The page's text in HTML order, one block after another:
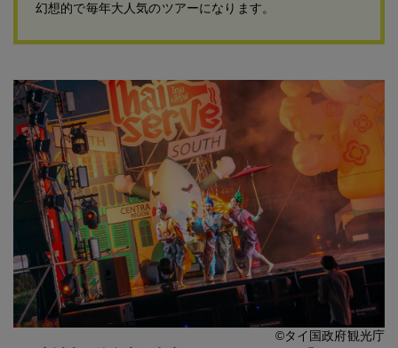
幻想的で毎年大人気のツアーになります。
©タイ国政府観光庁